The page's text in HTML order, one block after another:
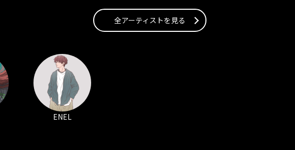
全アーティストを見る
ENEL